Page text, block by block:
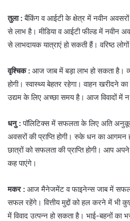
तुला :बैंकिंग व आईटी के क्षेत्र में नवीन अवसरों
से लाभ है। मीडिया व आईटी फील्ड में नवीन
से लाभदायक यात्राएं हो सकती हैं। वरिष्ठ
वृश्चिक : आज जाब में बड़ा लाभ हो सकता है।
होगी। स्वास्थ्य बेहतर रहेगा। वाहन खरीदने
उद्यम के लिए अच्छा समय है। आज विवादों में न
धनु :पॉलिटिक्स में सफलता के लिए अति
अवसरों की प्राप्ति होगी। रुके धन का
छात्रों को सफलता की प्राप्ति होगी। आप
कह पाएंगे।
मकर : आज मैनेजमेंट व फाइनेन्स जाब में
सफल रहेंगे। वित्तीय मुद्दों को हल करने में
में विवाद उत्पन्न हो सकता है। भाई-बहनों का